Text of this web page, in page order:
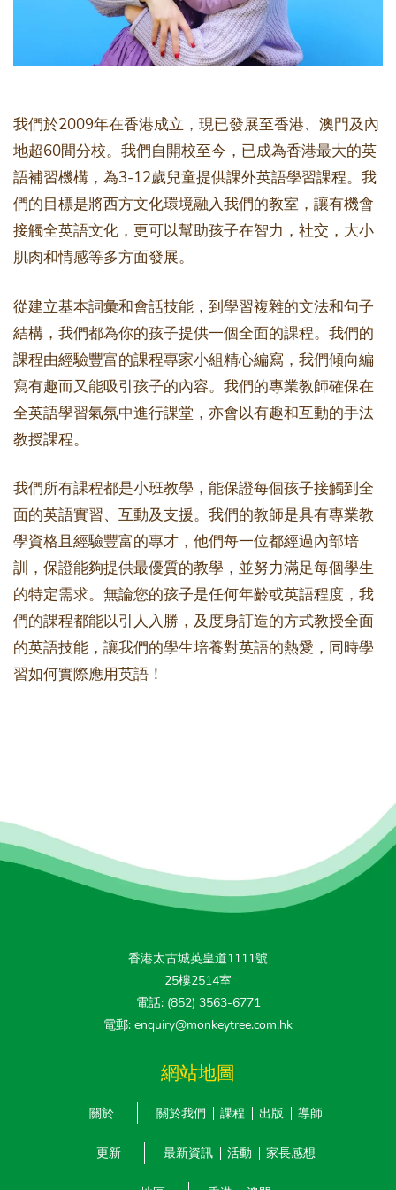
我們於2009年在香港成立，現已發展至香港、澳門及內
地超60間分校。我們自開校至今，已成為香港最大的英
語補習機構，為3-12歲兒童提供課外英語學習課程。我
們的目標是將西方文化環境融入我們的教室，讓有機會
接觸全英語文化，更可以幫助孩子在智力，社交，大小
肌肉和情感等多方面發展。
從建立基本詞彙和會話技能，到學習複雜的文法和句子
結構，我們都為你的孩子提供一個全面的課程。我們的
課程由經驗豐富的課程專家小組精心編寫，我們傾向編
寫有趣而又能吸引孩子的內容。我們的專業教師確保在
全英語學習氣氛中進行課堂，亦會以有趣和互動的手法
教授課程。
我們所有課程都是小班教學，能保證每個孩子接觸到全
面的英語實習、互動及支援。我們的教師是具有專業教
學資格且經驗豐富的專才，他們每一位都經過內部培
訓，保證能夠提供最優質的教學，並努力滿足每個學生
的特定需求。無論您的孩子是任何年齡或英語程度，我
們的課程都能以引人入勝，及度身訂造的方式教授全面
的英語技能，讓我們的學生培養對英語的熱愛，同時學
習如何實際應用英語！
香港太古城英皇道1111號
25樓2514室
電話: (852) 3563-6771
電郵: enquiry@monkeytree.com.hk
網站地圖
關於 關於我們 課程 出版 導師
更新 最新資訊 活動 家長感想